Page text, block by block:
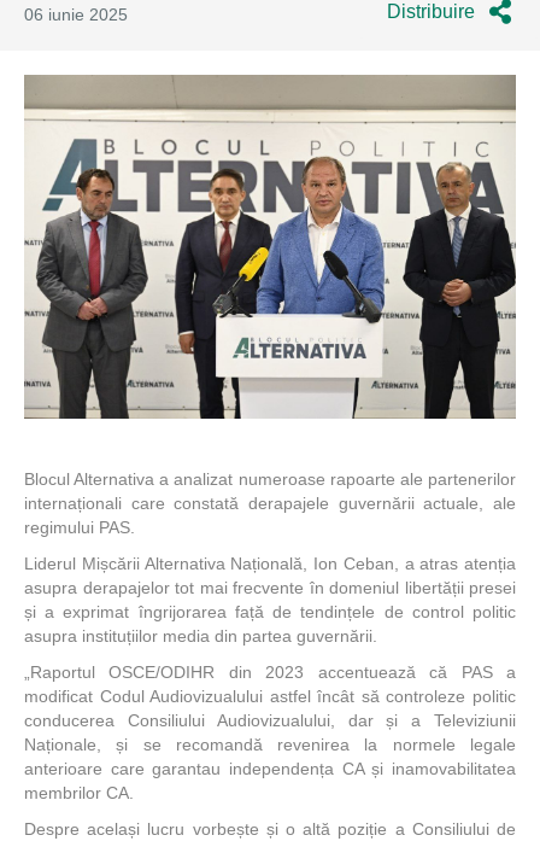
06 iunie 2025 Distribuire
Blocul Alternativa a analizat numeroase rapoarte ale partenerilor
internaționali care constată derapajele guvernării actuale, ale
regimului PAS.
Liderul Mișcării Alternativa Națională, Ion Ceban, a atras atenția
asupra derapajelor tot mai frecvente în domeniul libertății presei
și a exprimat îngrijorarea față de tendințele de control politic
asupra instituțiilor media din partea guvernării.
„Raportul OSCE/ODIHR din 2023 accentuează că PAS a
modificat Codul Audiovizualului astfel încât să controleze politic
conducerea Consiliului Audiovizualului, dar și a Televiziunii
Naționale, și se recomandă revenirea la normele legale
anterioare care garantau independența CA și inamovabilitatea
membrilor CA.
Despre același lucru vorbește și o altă poziție a Consiliului de